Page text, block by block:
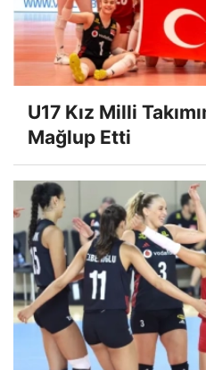
U17 Kız Milli
Mağlup Etti